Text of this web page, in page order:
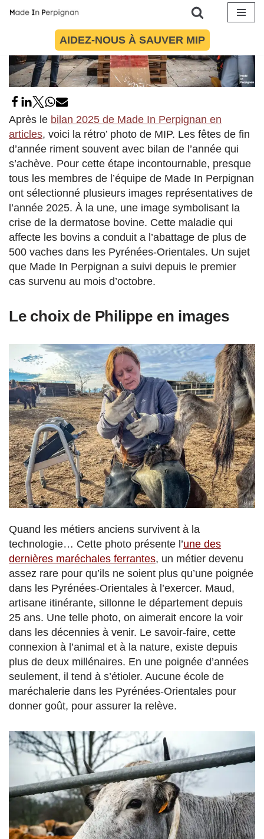
contenu
AIDEZ-NOUS À SAUVER MIP
Après le bilan 2025 de Made In Perpignan en
articles, voici la rétro’ photo de MIP. Les fêtes de fin
d’année riment souvent avec bilan de l’année qui
s’achève. Pour cette étape incontournable, presque
tous les membres de l’équipe de Made In Perpignan
ont sélectionné plusieurs images représentatives de
l’année 2025. À la une, une image symbolisant la
crise de la dermatose bovine. Cette maladie qui
affecte les bovins a conduit a l’abattage de plus de
500 vaches dans les Pyrénées-Orientales. Un sujet
que Made In Perpignan a suivi depuis le premier
cas survenu au mois d’octobre.
Le choix de Philippe en images
Quand les métiers anciens survivent à la
technologie… Cette photo présente l’une des
dernières maréchales ferrantes, un métier devenu
assez rare pour qu’ils ne soient plus qu’une poignée
dans les Pyrénées-Orientales à l’exercer. Maud,
artisane itinérante, sillonne le département depuis
25 ans. Une telle photo, on aimerait encore la voir
dans les décennies à venir. Le savoir-faire, cette
connexion à l’animal et à la nature, existe depuis
plus de deux millénaires. En une poignée d’années
seulement, il tend à s’étioler. Aucune école de
maréchalerie dans les Pyrénées-Orientales pour
donner goût, pour assurer la relève.